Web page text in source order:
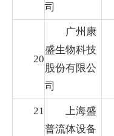
司
20
广州康
盛生物科技
股份有限公
司
21
上海盛
普流体设备